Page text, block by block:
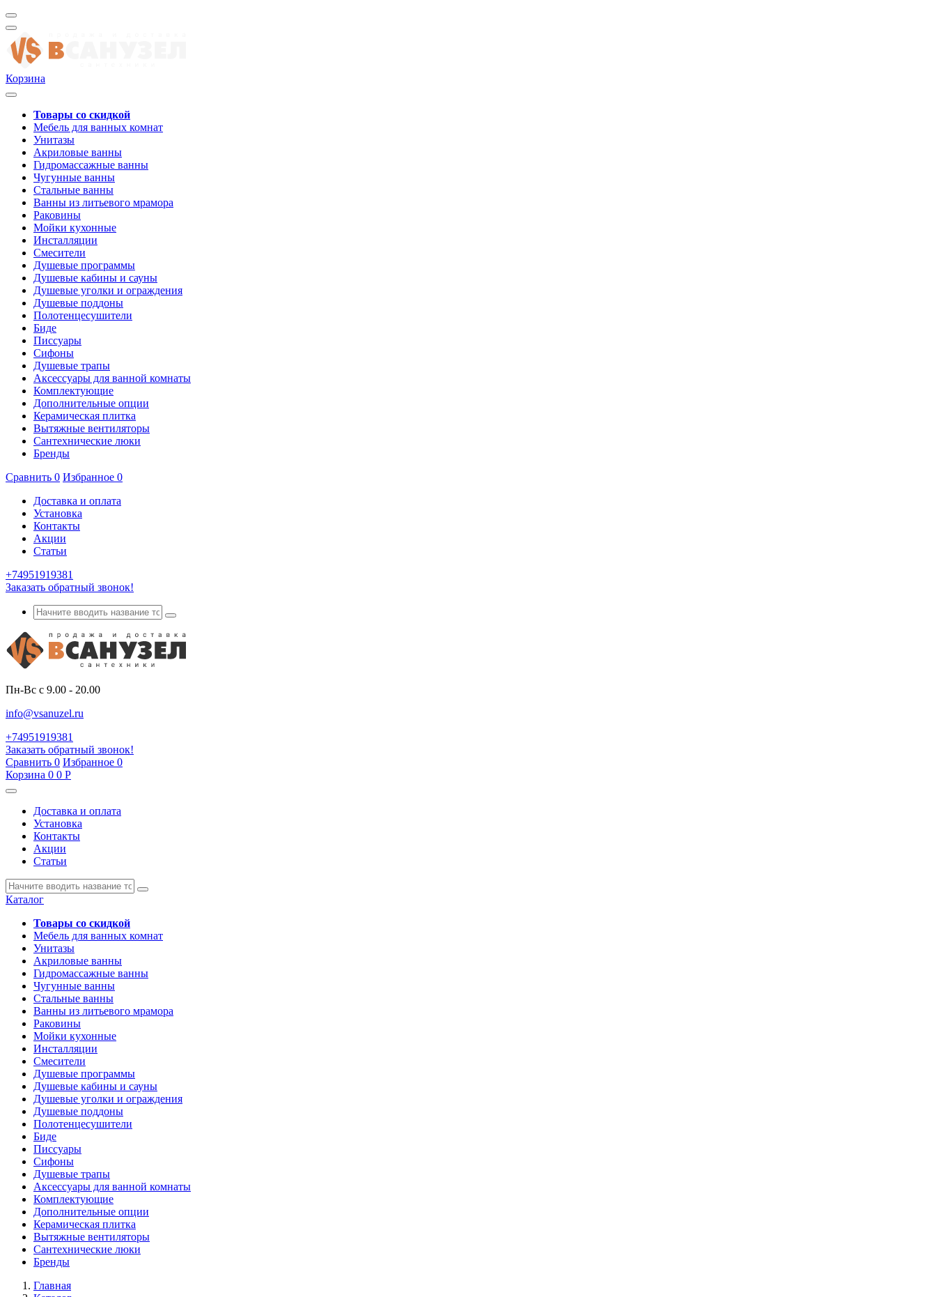
Корзина
Товары со скидкой
Мебель для ванных комнат
Унитазы
Акриловые ванны
Гидромассажные ванны
Чугунные ванны
Стальные ванны
Ванны из литьевого мрамора
Раковины
Мойки кухонные
Инсталляции
Смесители
Душевые программы
Душевые кабины и сауны
Душевые уголки и ограждения
Душевые поддоны
Полотенцесушители
Биде
Писсуары
Сифоны
Душевые трапы
Аксессуары для ванной комнаты
Комплектующие
Дополнительные опции
Керамическая плитка
Вытяжные вентиляторы
Сантехнические люки
Бренды
Сравнить 0 Избранное 0
Доставка и оплата
Установка
Контакты
Акции
Статьи
+74951919381
Заказать обратный звонок!
Пн-Вс с 9.00 - 20.00
info@vsanuzel.ru
+74951919381
Заказать обратный звонок!
Сравнить 0 Избранное 0
Корзина 0 0 Р
Доставка и оплата
Установка
Контакты
Акции
Статьи
Каталог
Товары со скидкой
Мебель для ванных комнат
Унитазы
Акриловые ванны
Гидромассажные ванны
Чугунные ванны
Стальные ванны
Ванны из литьевого мрамора
Раковины
Мойки кухонные
Инсталляции
Смесители
Душевые программы
Душевые кабины и сауны
Душевые уголки и ограждения
Душевые поддоны
Полотенцесушители
Биде
Писсуары
Сифоны
Душевые трапы
Аксессуары для ванной комнаты
Комплектующие
Дополнительные опции
Керамическая плитка
Вытяжные вентиляторы
Сантехнические люки
Бренды
Главная